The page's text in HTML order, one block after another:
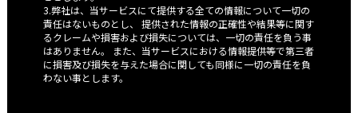
3.弊社は、当サービスにて提供する全ての情報について一切の
責任はないものとし、 提供された情報の正確性や結果等に関す
るクレームや損害および損失については、一切の責任を負う事
はありません。 また、当サービスにおける情報提供等で第三者
に損害及び損失を与えた場合に関しても同様に一切の責任を負
わない事とします。